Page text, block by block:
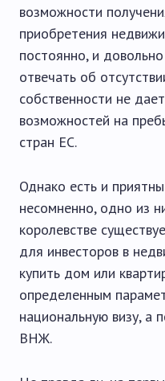
возможности
приобретения
постоянно, и
отвечать об
собственности не
возможностей на
стран ЕС.
Однако есть и
несомненно, одно из
королевстве
для инвесторов в
купить дом или
определенным
национальную визу, а
ВНЖ.